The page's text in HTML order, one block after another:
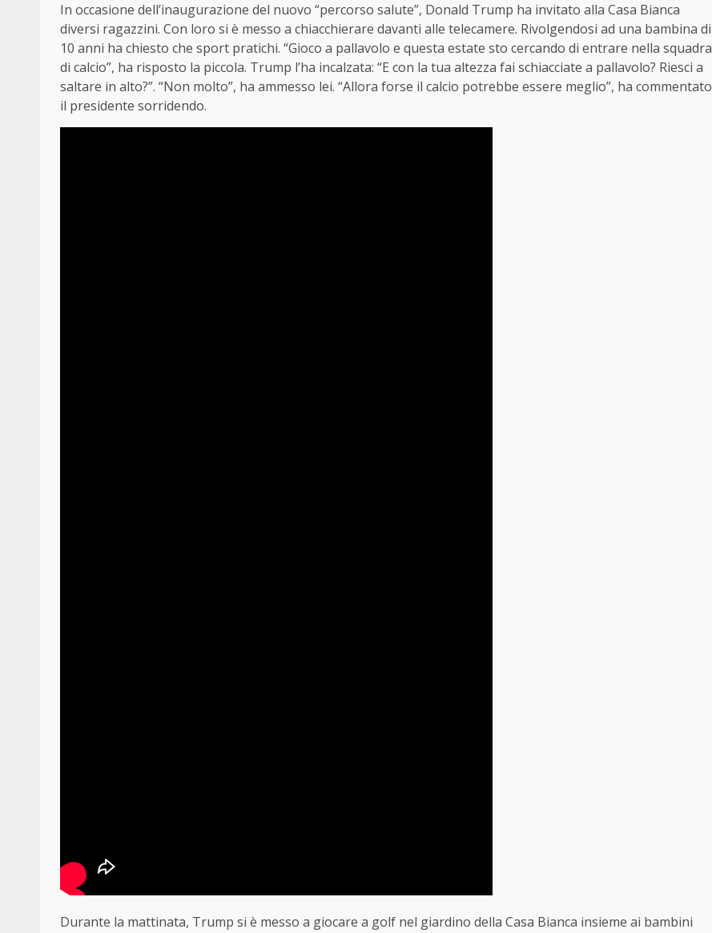
In occasione dell’inaugurazione del nuovo “percorso salute”, Donald Trump ha invitato alla Casa Bianca
diversi ragazzini. Con loro si è messo a chiacchierare davanti alle telecamere. Rivolgendosi ad una bambina di
10 anni ha chiesto che sport pratichi. “Gioco a pallavolo e questa estate sto cercando di entrare nella squadra
di calcio”, ha risposto la piccola. Trump l’ha incalzata: “E con la tua altezza fai schiacciate a pallavolo? Riesci a
saltare in alto?”. “Non molto”, ha ammesso lei. “Allora forse il calcio potrebbe essere meglio”, ha commentato
il presidente sorridendo.
Durante la mattinata, Trump si è messo a giocare a golf nel giardino della Casa Bianca insieme ai bambini